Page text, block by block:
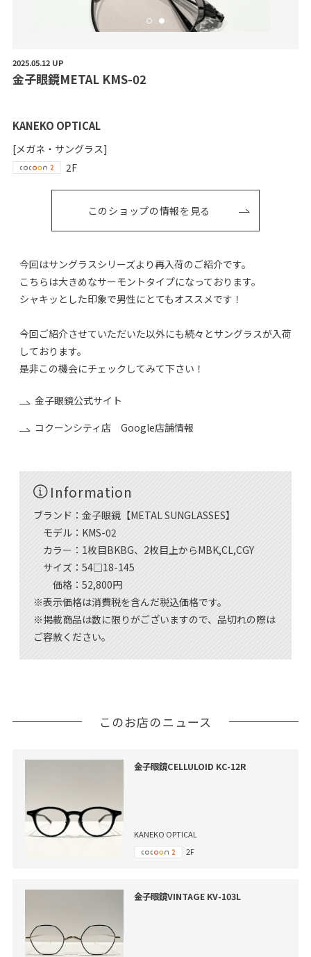
2025.05.12 UP
金子眼鏡METAL KMS-02
KANEKO OPTICAL
[メガネ・サングラス]
2F
このショップの情報を見る
今回はサングラスシリーズより再入荷のご紹介です。
こちらは大きめなサーモントタイプになっております。
シャキッとした印象で男性にとてもオススメです！
今回ご紹介させていただいた以外にも続々とサングラスが入荷
しております。
是非この機会にチェックしてみて下さい！
金子眼鏡公式サイト
コクーンシティ店 Google店舗情報
Information
ブランド：金子眼鏡【METAL SUNGLASSES】
モデル：KMS-02
カラー：1枚目BKBG、2枚目上からMBK,CL,CGY
サイズ：54□18-145
価格：52,800円
※表示価格は消費税を含んだ税込価格です。
※掲載商品は数に限りがございますので、品切れの際は
ご容赦ください。
このお店のニュース
金子眼鏡CELLULOID KC-12R
KANEKO OPTICAL
2F
金子眼鏡VINTAGE KV-103L